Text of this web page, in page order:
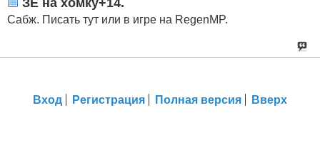
ЗЕ на хомку+14.
Сабж. Писать тут или в игре на RegenMP.
Вход Регистрация Полная версия Вверх